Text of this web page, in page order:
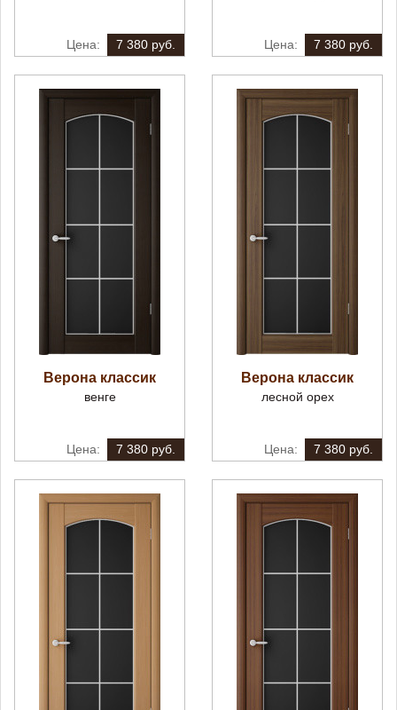
7 380 руб. 7 380 руб.
Верона классик
венге
7 380 руб.
Верона классик
лесной орех
7 380 руб.